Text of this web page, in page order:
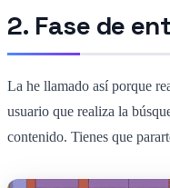
2. Fase de
La he llamado así porque
usuario que realiza la
contenido. Tienes que